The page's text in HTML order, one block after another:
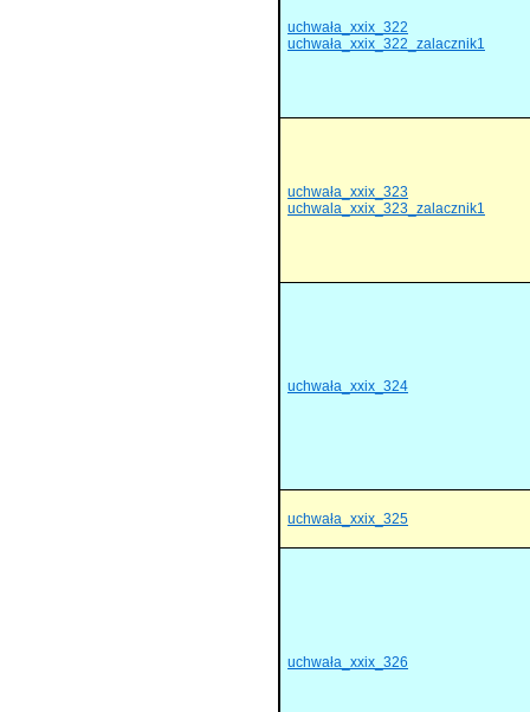
uchwała_xxix_322
uchwała_xxix_322_zalacznik1
uchwała_xxix_323
uchwala_xxix_323_zalacznik1
uchwała_xxix_324
uchwała_xxix_325
uchwała_xxix_326